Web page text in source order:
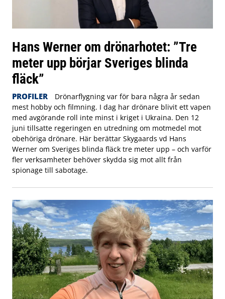
Hans Werner om drönarhotet: ”Tre
meter upp börjar Sveriges blinda
fläck”
PROFILER
Drönarflygning var för bara några år sedan
mest hobby och filmning. I dag har drönare blivit ett vapen
med avgörande roll inte minst i kriget i Ukraina. Den 12
juni tillsatte regeringen en utredning om motmedel mot
obehöriga drönare. Här berättar Skygaards vd Hans
Werner om Sveriges blinda fläck tre meter upp – och varför
fler verksamheter behöver skydda sig mot allt från
spionage till sabotage.